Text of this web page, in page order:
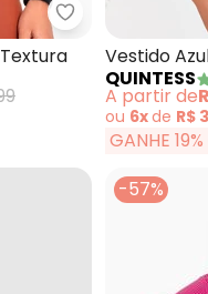
e Branco em Tricô
Quintess -
QUINTESS
A partir de
ou 6xde R$
GANHE
-57%